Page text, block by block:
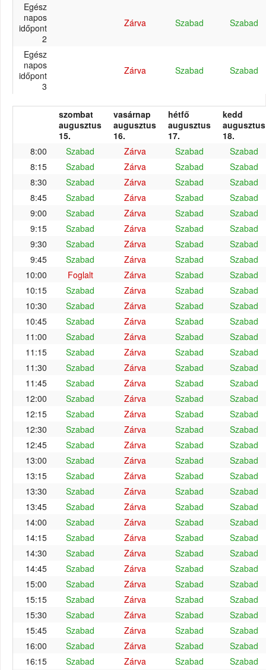
Egész
napos
időpont
2
Zárva Szabad Szabad
Egész
napos
időpont
3
Zárva Szabad Szabad
szombat
augusztus
15.
vasárnap
augusztus
16.
hétfő
augusztus
17.
kedd
augusztus
18.
8:00
Szabad Zárva Szabad
Szabad
8:15
Szabad Zárva Szabad
Szabad
8:30
Szabad Zárva Szabad
Szabad
8:45
Szabad Zárva Szabad
Szabad
9:00
Szabad Zárva Szabad
Szabad
9:15
Szabad Zárva Szabad
Szabad
9:30
Szabad Zárva Szabad
Szabad
9:45
Szabad Zárva Szabad
Szabad
10:00
Foglalt Zárva Szabad
Szabad
10:15
Szabad Zárva Szabad
Szabad
10:30
Szabad Zárva Szabad
Szabad
10:45
Szabad Zárva Szabad
Szabad
11:00
Szabad Zárva Szabad
Szabad
11:15
Szabad Zárva Szabad
Szabad
11:30
Szabad Zárva Szabad
Szabad
11:45
Szabad Zárva Szabad
Szabad
12:00
Szabad Zárva Szabad
Szabad
12:15
Szabad Zárva Szabad
Szabad
12:30
Szabad Zárva Szabad
Szabad
12:45
Szabad Zárva Szabad
Szabad
13:00
Szabad Zárva Szabad
Szabad
13:15
Szabad Zárva Szabad
Szabad
13:30
Szabad Zárva Szabad
Szabad
13:45
Szabad Zárva Szabad
Szabad
14:00
Szabad Zárva Szabad
Szabad
14:15
Szabad Zárva Szabad
Szabad
14:30
Szabad Zárva Szabad
Szabad
14:45
Szabad Zárva Szabad
Szabad
15:00
Szabad Zárva Szabad
Szabad
15:15
Szabad Zárva Szabad
Szabad
15:30
Szabad Zárva Szabad
Szabad
15:45
Szabad Zárva Szabad
Szabad
16:00
Szabad Zárva Szabad
Szabad
16:15
Szabad Zárva Szabad Szabad